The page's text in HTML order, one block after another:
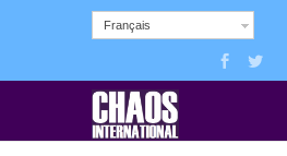
Français